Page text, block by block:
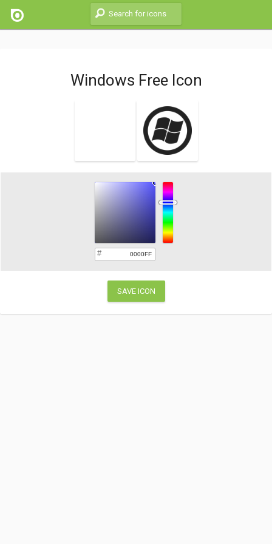
Windows Free Icon